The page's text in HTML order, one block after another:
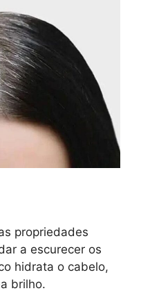
propriedades
a escurecer os
hidrata o cabelo,
brilho.